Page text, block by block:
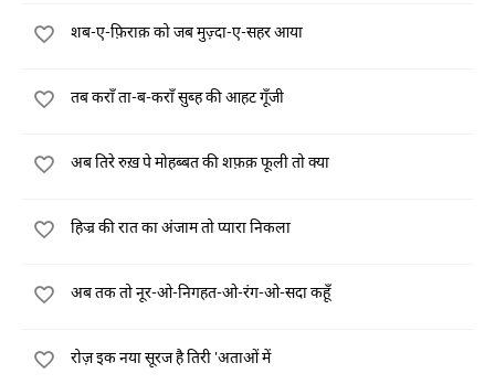
शब-ए-फ़िराक़ को जब मुज़्दा-ए-सहर आया
तब कराँ ता-ब-कराँ सुब्ह की आहट गूँजी
अब तिरे रुख़ पे मोहब्बत की शफ़क़ फूली तो क्या
हिज्र की रात का अंजाम तो प्यारा निकला
अब तक तो नूर-ओ-निगहत-ओ-रंग-ओ-सदा कहूँ
रोज़ इक नया सूरज है तिरी 'अताओं में